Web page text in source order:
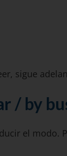
sigue
/ by
el modo.